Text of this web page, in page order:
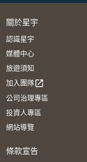
關於星宇
認識星宇
媒體中心
旅遊須知
加入團隊open_in_new
公司治理專區
投資人專區
網站導覽
條款宣告